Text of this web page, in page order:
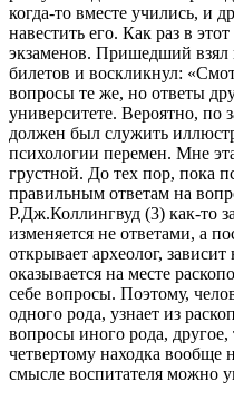
когда-то вместе учились, и
навестить его. Как раз в
экзаменов. Пришедший взял
билетов и воскликнул:
вопросы те же, но ответы
университете. Вероятно, по
должен был служить
психологии перемен. Мне
грустной. До тех пор, пока
правильным ответам на
Р.Дж.Коллингвуд (3) как-то
изменяется не ответами, а
открывает археолог, зависит
оказывается на месте
себе вопросы. Поэтому,
одного рода, узнает из
вопросы иного рода,
четвертому находка вообще
смысле воспитателя можно